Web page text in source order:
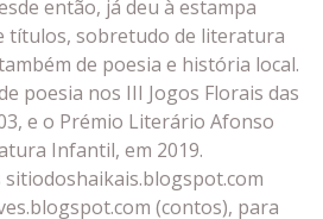
então, já deu à estampa
títulos, sobretudo de literatura
de poesia e história local.
poesia nos III Jogos Florais das
e o Prémio Literário Afonso
Infantil, em 2019.
(contos), para